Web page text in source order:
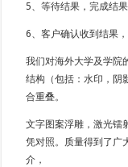
5、等待结果，完成结
6、客户确认收到结果，
我们对海外大学及学院
结构（包括：水印，阴
合重叠。
文字图案浮雕，激光镭
凭对照。质量得到了广
介，